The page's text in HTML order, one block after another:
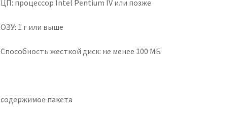
ЦП: процессор Intel Pentium IV или позже
ОЗУ: 1 г или выше
Способность жесткой диск: не менее 100 МБ
содержимое пакета